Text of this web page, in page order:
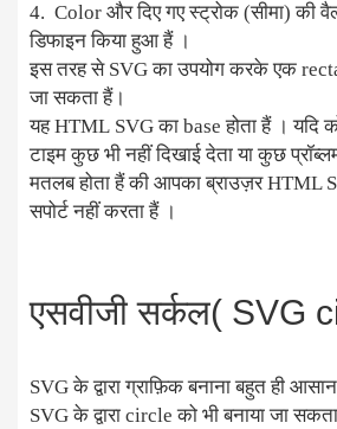
4. Color और दिए गए स्ट्रोक (सीमा) की
डिफाइन किया हुआ हैं ।
इस तरह से SVG का उपयोग करके एक
जा सकता हैं।
यह HTML SVG का base होता हैं । यदि
टाइम कुछ भी नहीं दिखाई देता या कुछ
मतलब होता हैं की आपका ब्राउज़र HTML
सपोर्ट नहीं करता हैं ।
एसवीजी सर्कल( SVG
SVG के द्वारा ग्राफ़िक बनाना बहुत ही
SVG के द्वारा circle को भी बनाया जा